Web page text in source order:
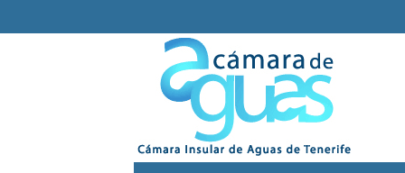
NAVIGATION